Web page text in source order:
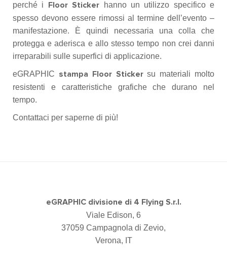
perché i
Floor Sticker hanno un utilizzo specifico e
spesso devono essere rimossi al termine dell’evento –
manifestazione. È quindi necessaria una colla che
protegga e aderisca e allo stesso tempo non crei danni
irreparabili sulle superfici di applicazione.
eGRAPHIC stampa Floor Stickersu materiali molto
resistenti e caratteristiche grafiche che durano nel
tempo.
Contattaci per saperne di più!
eGRAPHIC divisione di 4 Flying S.r.l.
Viale Edison, 6
37059 Campagnola di Zevio,
Verona, IT